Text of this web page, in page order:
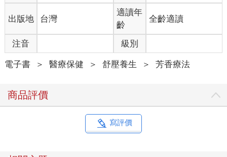
出版地 台灣
適讀年
齡
全齡適讀
注音 級別
電子書 ＞ 醫療保健 ＞ 舒壓養生 ＞ 芳香療法
商品評價
寫評價